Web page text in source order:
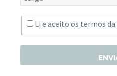
Li e aceito os termos da